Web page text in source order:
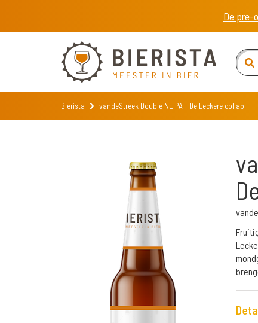
De pre-
Bierista vandeStreek Double NEIPA - De Leckere collab